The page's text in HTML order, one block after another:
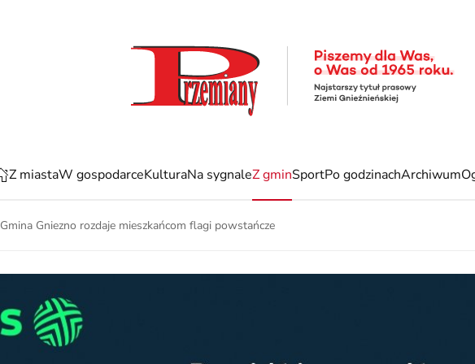
Z miastaW gospodarceKulturaNa sygnaleZ gminSportPo godzinachArchiwum
Gmina Gniezno rozdaje mieszkańcom flagi powstańcze